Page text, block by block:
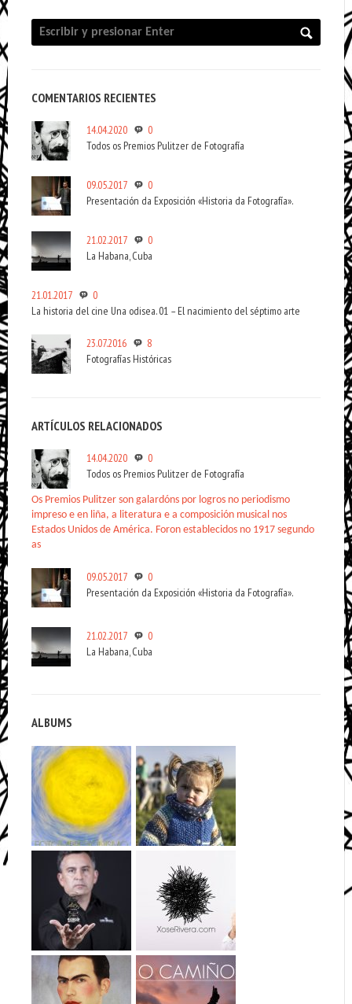
COMENTARIOS RECIENTES
14.04.2020
0
Todos os Premios Pulitzer de Fotografía
09.05.2017
0
Presentación da Exposición «Historia da Fotografía».
21.02.2017
0
La Habana, Cuba
21.01.2017
0
La historia del cine Una odisea. 01 – El nacimiento del séptimo arte
23.07.2016
8
Fotografías Históricas
ARTÍCULOS RELACIONADOS
14.04.2020
0
Todos os Premios Pulitzer de Fotografía
Os Premios Pulitzer son galardóns por logros no periodismo
impreso e en liña, a literatura e a composición musical nos
Estados Unidos de América. Foron establecidos no 1917 segundo
as
09.05.2017
0
Presentación da Exposición «Historia da Fotografía».
21.02.2017
0
La Habana, Cuba
ALBUMS